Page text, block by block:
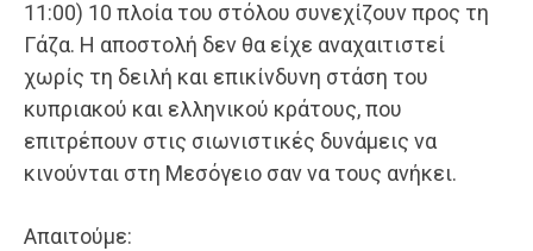
11:00) 10 πλοία του στόλου συνεχίζουν προς τη
Γάζα. Η αποστολή δεν θα είχε αναχαιτιστεί
χωρίς τη δειλή και επικίνδυνη στάση του
κυπριακού και ελληνικού κράτους, που
επιτρέπουν στις σιωνιστικές δυνάμεις να
κινούνται στη Μεσόγειο σαν να τους ανήκει.
Απαιτούμε: